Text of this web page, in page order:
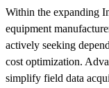
Within the expanding
equipment
actively seeking
cost optimization.
simplify field data